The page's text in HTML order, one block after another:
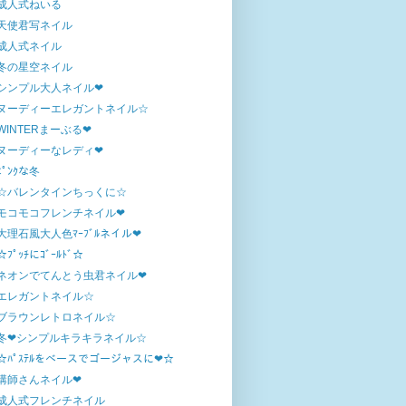
人式ねいる
使君写ネイル
人式ネイル
の星空ネイル
ンプル大人ネイル❤
ーディーエレガントネイル☆
まーぶる❤
ーディーなレディ❤
ﾟﾝｸな冬
バレンタインちっくに☆
コモコフレンチネイル❤
理石風大人色ﾏｰﾌﾞﾙネイル❤
ﾌﾟｯﾁにｺﾞｰﾙﾄﾞ☆
オンでてんとう虫君ネイル❤
レガントネイル☆
ラウンレトロネイル☆
❤シンプルキラキラネイル☆
ﾊﾟｽﾃﾙをベースでゴージャスに❤☆
師さんネイル❤
人式フレンチネイル